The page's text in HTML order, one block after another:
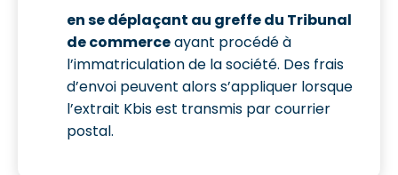
en se déplaçant au greffe du Tribunal
de commerceayant procédé à
l’immatriculation de la société. Des frais
d’envoi peuvent alors s’appliquer lorsque
l’extrait Kbis est transmis par courrier
postal.